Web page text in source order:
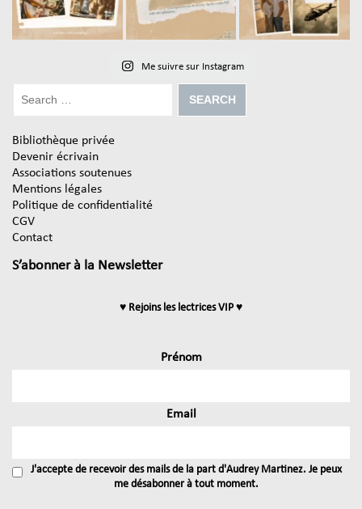
Me suivre sur Instagram
Bibliothèque privée
Devenir écrivain
Associations soutenues
Mentions légales
Politique de confidentialité
CGV
Contact
S’abonner à la Newsletter
♥ Rejoins les lectrices VIP ♥
Prénom
Email
J'accepte de recevoir des mails de la part d'Audrey Martinez. Je peux
me désabonner à tout moment.